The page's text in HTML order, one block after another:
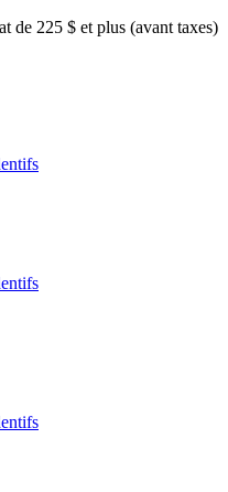
de 225 $ et plus (avant taxes)